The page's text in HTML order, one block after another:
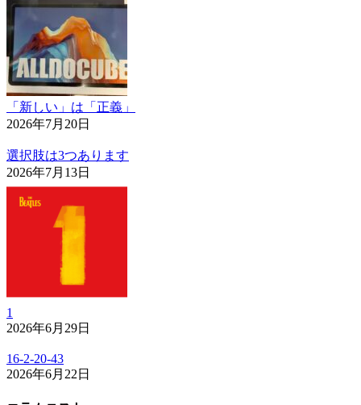
「新しい」は「正義」
2026年7月20日
選択肢は3つあります
2026年7月13日
1
2026年6月29日
16-2-20-43
2026年6月22日